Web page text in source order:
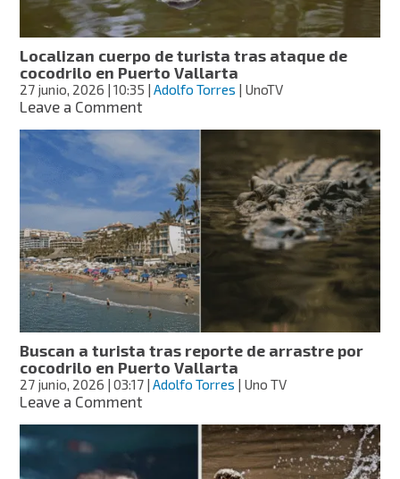
Localizan cuerpo de turista tras ataque de
cocodrilo en Puerto Vallarta
27 junio, 2026 | 10:35 |Adolfo Torres | UnoTV
Leave a Commenton
cuerpo
de
turista
tras
ataque
de
cocodrilo
en
Puerto
Vallarta
Buscan a turista tras reporte de arrastre por
cocodrilo en Puerto Vallarta
27 junio, 2026 | 03:17 |Adolfo Torres | Uno TV
Leave a Commenton